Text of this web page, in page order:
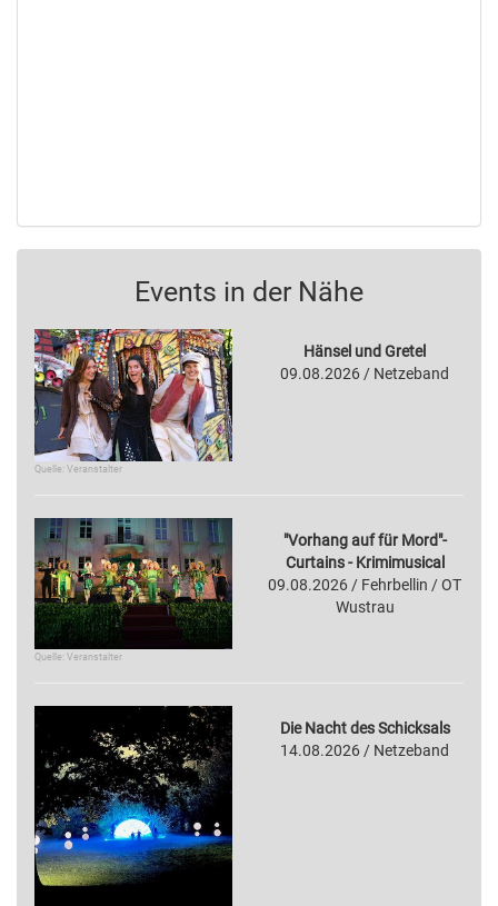
Events in der Nähe
Quelle: Veranstalter
Hänsel und Gretel
09.08.2026 / Netzeband
Quelle: Veranstalter
"Vorhang auf für Mord"-
Curtains - Krimimusical
09.08.2026 / Fehrbellin / OT
Wustrau
Die Nacht des Schicksals
14.08.2026 / Netzeband